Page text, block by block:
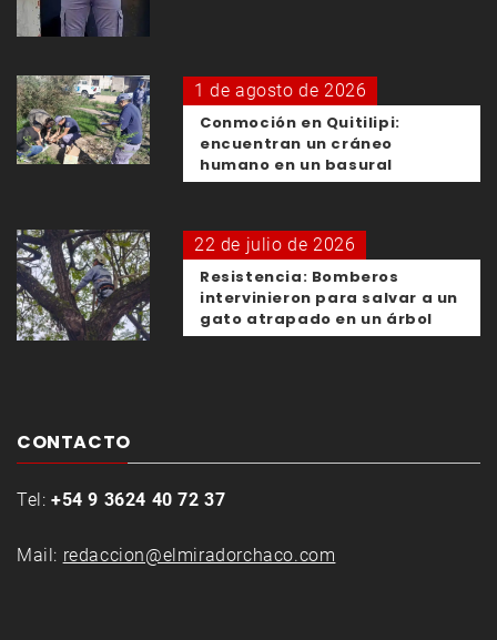
1 de agosto de 2026
Conmoción en Quitilipi:
encuentran un cráneo
humano en un basural
22 de julio de 2026
Resistencia: Bomberos
intervinieron para salvar a un
gato atrapado en un árbol
CONTACTO
Tel: +54 9 3624 40 72 37
Mail: redaccion@elmiradorchaco.com